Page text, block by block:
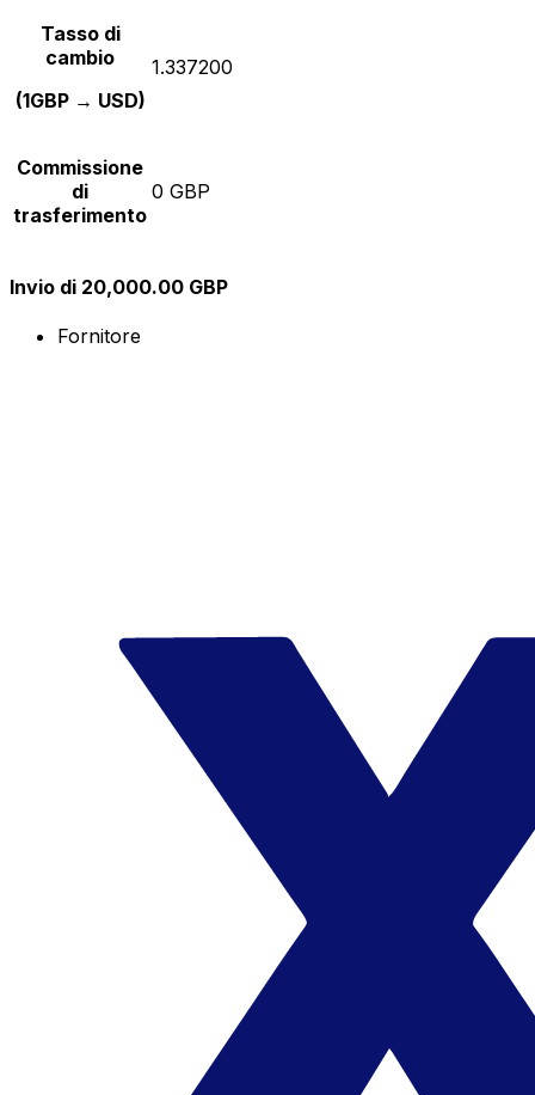
Tasso di
cambio
(1GBP → USD)
1.337200
Commissione
di
trasferimento
0 GBP
Invio di 20,000.00 GBP
Fornitore